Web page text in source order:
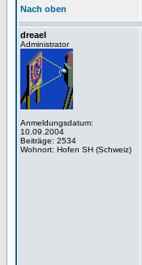
Nach oben
dreael
Administrator
Anmeldungsdatum:
10.09.2004
Beiträge: 2534
Wohnort: Hofen SH (Schweiz)